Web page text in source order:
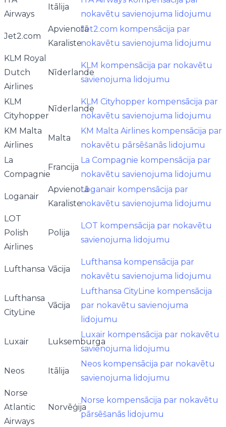
Airways
Itālija
nokavētu savienojuma lidojumu
Jet2.com
Apvienotā
Karaliste
Jet2.com kompensācija par
nokavētu savienojuma lidojumu
KLM Royal
Dutch
Airlines
Nīderlande
KLM kompensācija par nokavētu
savienojuma lidojumu
KLM
Cityhopper
Nīderlande
KLM Cityhopper kompensācija par
nokavētu savienojuma lidojumu
KM Malta
Airlines
Malta
KM Malta Airlines kompensācija par
nokavētu pārsēšanās lidojumu
La
Compagnie
Francija
La Compagnie kompensācija par
nokavētu savienojuma lidojumu
Loganair
Apvienotā
Karaliste
Loganair kompensācija par
nokavētu savienojuma lidojumu
LOT
Polish
Airlines
Polija
LOT kompensācija par nokavētu
savienojuma lidojumu
Lufthansa Vācija
Lufthansa kompensācija par
nokavētu savienojuma lidojumu
Lufthansa
CityLine
Vācija
Lufthansa CityLine kompensācija
par nokavētu savienojuma
lidojumu
Luxair Luksemburga
Luxair kompensācija par nokavētu
savienojuma lidojumu
Neos Itālija
Neos kompensācija par nokavētu
savienojuma lidojumu
Norse
Atlantic
Airways
Norvēģija
Norse kompensācija par nokavētu
pārsēšanās lidojumu